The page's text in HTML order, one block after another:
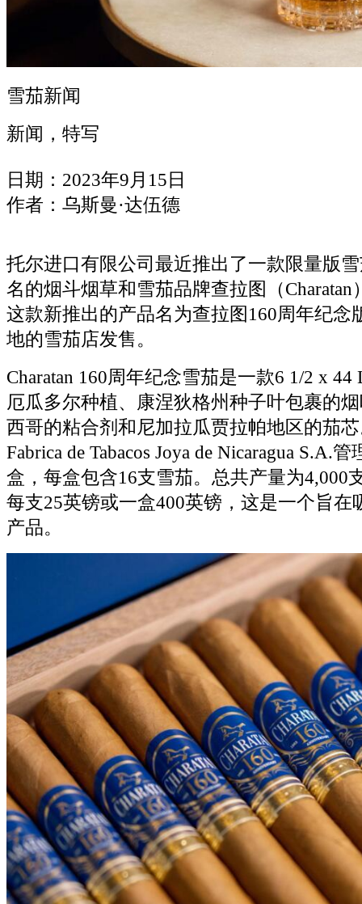
雪茄新闻
新闻，特写
日期：2023年9月15日
作者：乌斯曼·达伍德
托尔进口有限公司最近推出了一款限量版
名的烟斗烟草和雪茄品牌查拉图（Charatan
这款新推出的产品名为查拉图160周年纪念
地的雪茄店发售。
Charatan 160周年纪念雪茄是一款6 1/2 x 44
厄瓜多尔种植、康涅狄格州种子叶包裹的
西哥的粘合剂和尼加拉瓜贾拉帕地区的茄
Fabrica de Tabacos Joya de Nicaragua S.A.
盒，每盒包含16支雪茄。总共产量为4,000
每支25英镑或一盒400英镑，这是一个旨在
产品。